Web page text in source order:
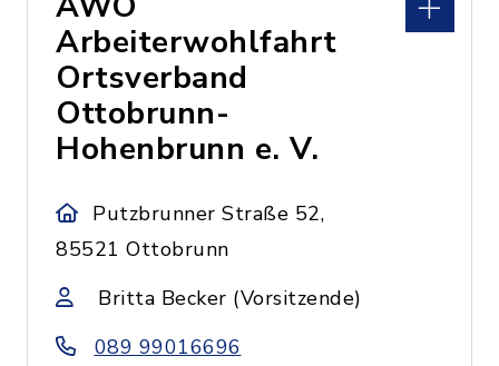
Arbeiterwohlfahrt
Ortsverband
Ottobrunn-
Hohenbrunn e. V.
Putzbrunner Straße 52,
85521 Ottobrunn
Britta Becker (Vorsitzende)
089 99016696